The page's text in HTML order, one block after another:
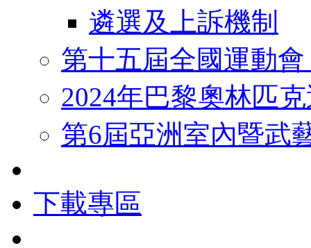
遴選及上訴機制
第十五屆全國運動
2024年巴黎奧林匹
第6屆亞洲室內暨武
下載專區